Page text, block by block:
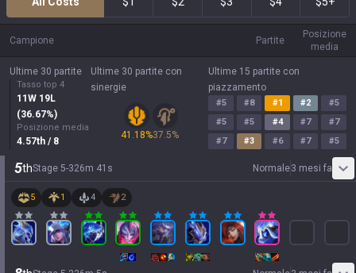
Campione Partite
Posizione
media
Ultime 30 partite
Tasso top 4
11 W 19L
(36.67%)
Posizione media
4.57th / 8
Ultime 30 partite con
sinergie
41.18%37.5%
Ultime 15 partite con
piazzamento
#5 #8 #1 #2 #5
#5 #5 #4 #7 #7
#7 #3 #6 #7 #5
5thStage 5-326m 41 s Normale3 mesi fa
5 1 4 2